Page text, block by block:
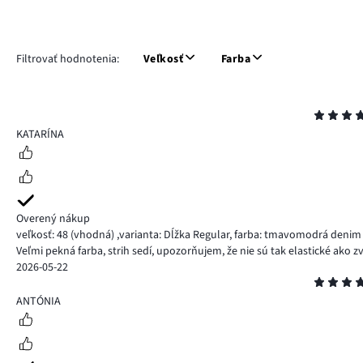
Filtrovať hodnotenia: Veľkosť Farba
5
KATARÍNA
Overený nákup
veľkosť: 48 (vhodná) ,varianta: Dĺžka Regular,farba: tmavomodrá denim
Veľmi pekná farba, strih sedí, upozorňujem, že nie sú tak elastické ako
2026-05-22
4
ANTÓNIA